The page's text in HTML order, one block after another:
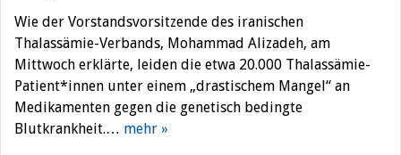
Wie der Vorstandsvorsitzende des iranischen
Thalassämie-Verbands, Mohammad Alizadeh, am
Mittwoch erklärte, leiden die etwa 20.000 Thalassämie-
Patient*innen unter einem „drastischem Mangel“ an
Medikamenten gegen die genetisch bedingte
Blutkrankheit.… mehr »